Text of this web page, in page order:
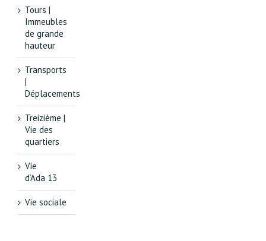
Tours |
Immeubles
de grande
hauteur
Transports
|
Déplacements
Treizième |
Vie des
quartiers
Vie
d’Ada 13
Vie sociale